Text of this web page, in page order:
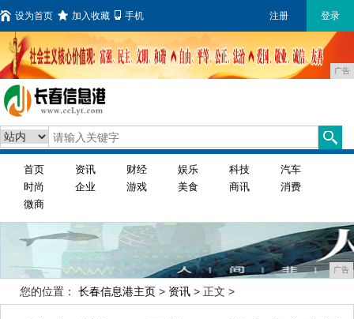
设为首页 加入收藏 手机 注册 登录
广告
首页 资讯 财经 娱乐 科技
汽车
时尚
企业 游戏 美食 商讯
消费
微商
广告
您的位置： 长春信息港主页 > 资讯 > 正文 >